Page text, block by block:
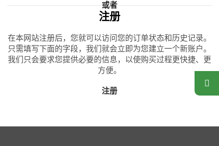
或者
注册
在本网站注册后，您就可以访问您的订单状态和历史记录。
只需填写下面的字段，我们就会立即为您建立一个新账户。
我们只会要求您提供必要的信息，以使购买过程更快捷、更
方便。
注册